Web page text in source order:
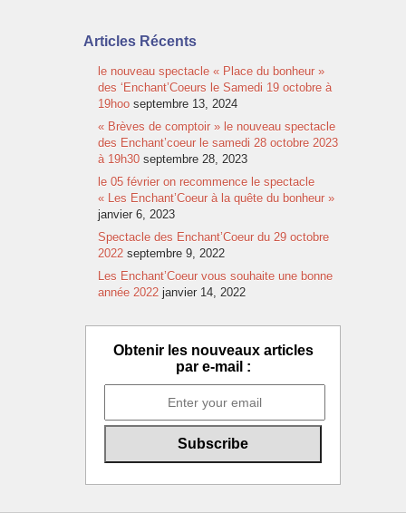
Articles Récents
le nouveau spectacle « Place du bonheur »
des ‘Enchant’Coeurs le Samedi 19 octobre à
19hoo septembre 13, 2024
« Brèves de comptoir » le nouveau spectacle
des Enchant’coeur le samedi 28 octobre 2023
à 19h30 septembre 28, 2023
le 05 février on recommence le spectacle
« Les Enchant’Coeur à la quête du bonheur »
janvier 6, 2023
Spectacle des Enchant’Coeur du 29 octobre
2022 septembre 9, 2022
Les Enchant’Coeur vous souhaite une bonne
année 2022 janvier 14, 2022
Obtenir les nouveaux articles
par e-mail :